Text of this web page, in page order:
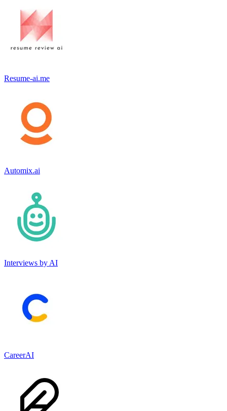
Resume-ai.me
Automix.ai
Interviews by AI
CareerAI